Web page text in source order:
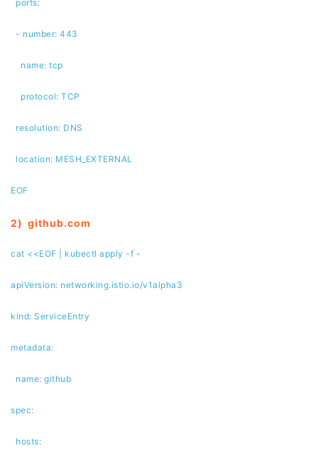
藏
ports:
- number: 443
name: tcp
protocol: TCP
resolution: DNS
location: MESH_EXTERNAL
EOF
2) github.com
cat <<EOF | kubectl apply -f -
apiVersion: networking.istio.io/v1alpha3
kind: ServiceEntry
metadata:
name: github
spec:
hosts: